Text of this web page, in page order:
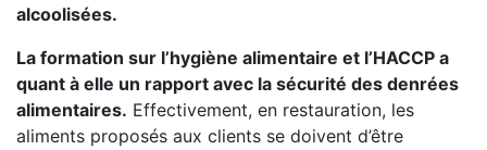
alcoolisées.
La formation sur l’hygiène alimentaire et l’HACCP a
quant à elle un rapport avec la sécurité des denrées
alimentaires. Effectivement, en restauration, les
aliments proposés aux clients se doivent d’être